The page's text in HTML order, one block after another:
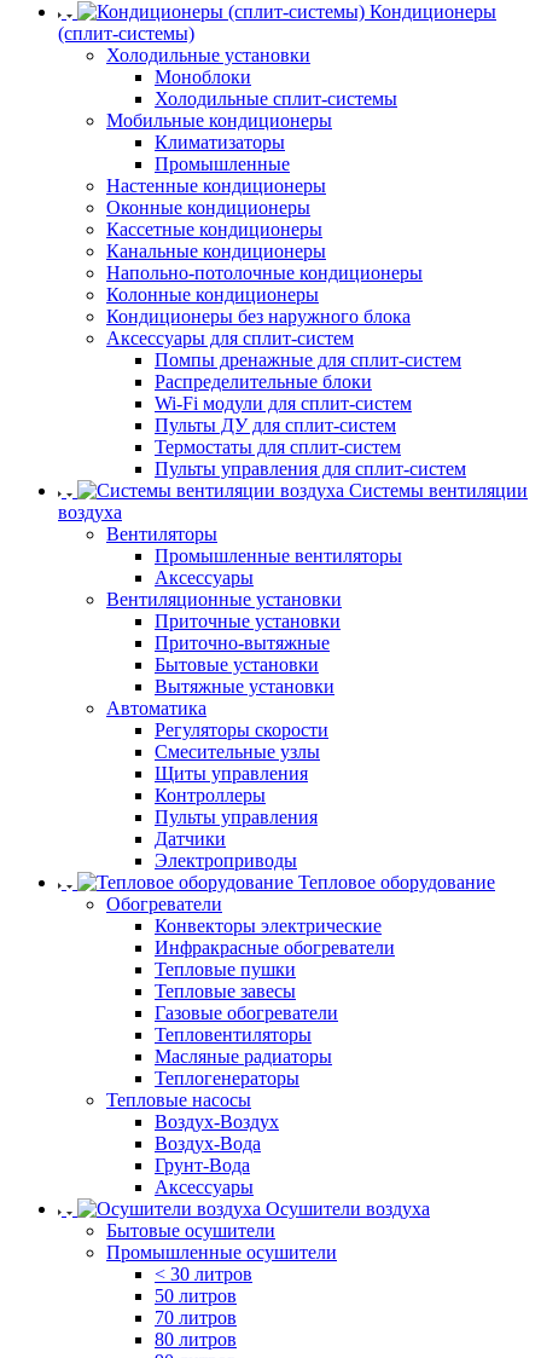
Кондиционеры
(сплит-системы)
Холодильные установки
Моноблоки
Холодильные сплит-системы
Мобильные кондиционеры
Климатизаторы
Промышленные
Настенные кондиционеры
Оконные кондиционеры
Кассетные кондиционеры
Канальные кондиционеры
Напольно-потолочные кондиционеры
Колонные кондиционеры
Кондиционеры без наружного блока
Аксессуары для сплит-систем
Помпы дренажные для сплит-систем
Распределительные блоки
Wi-Fi модули для сплит-систем
Пульты ДУ для сплит-систем
Термостаты для сплит-систем
Пульты управления для сплит-систем
Системы вентиляции
воздуха
Вентиляторы
Промышленные вентиляторы
Аксессуары
Вентиляционные установки
Приточные установки
Приточно-вытяжные
Бытовые установки
Вытяжные установки
Автоматика
Регуляторы скорости
Смесительные узлы
Щиты управления
Контроллеры
Пульты управления
Датчики
Электроприводы
Тепловое оборудование
Обогреватели
Конвекторы электрические
Инфракрасные обогреватели
Тепловые пушки
Тепловые завесы
Газовые обогреватели
Тепловентиляторы
Масляные радиаторы
Теплогенераторы
Тепловые насосы
Воздух-Воздух
Воздух-Вода
Грунт-Вода
Аксессуары
Осушители воздуха
Бытовые осушители
Промышленные осушители
< 30 литров
50 литров
70 литров
80 литров